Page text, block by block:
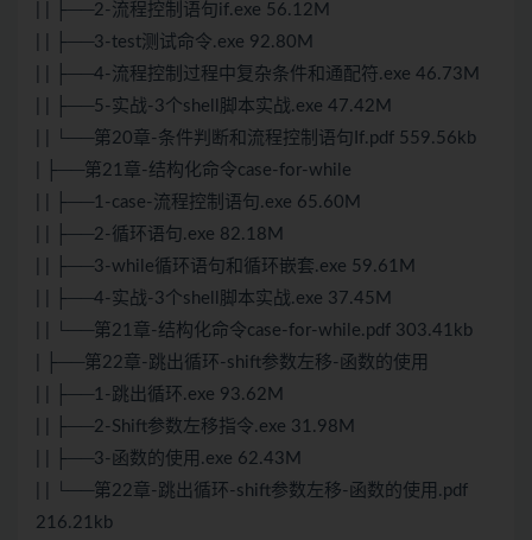
| | ├──2-流程控制语句if.exe 56.12M
| | ├──3-test测试命令.exe 92.80M
| | ├──4-流程控制过程中复杂条件和通配符.exe 46.73M
| | ├──5-实战-3个shell脚本实战.exe 47.42M
| | └──第20章-条件判断和流程控制语句If.pdf 559.56kb
| ├──第21章-结构化命令case-for-while
| | ├──1-case-流程控制语句.exe 65.60M
| | ├──2-循环语句.exe 82.18M
| | ├──3-while循环语句和循环嵌套.exe 59.61M
| | ├──4-实战-3个shell脚本实战.exe 37.45M
| | └──第21章-结构化命令case-for-while.pdf 303.41kb
| ├──第22章-跳出循环-shift参数左移-函数的使用
| | ├──1-跳出循环.exe 93.62M
| | ├──2-Shift参数左移指令.exe 31.98M
| | ├──3-函数的使用.exe 62.43M
| | └──第22章-跳出循环-shift参数左移-函数的使用.pdf
216.21kb